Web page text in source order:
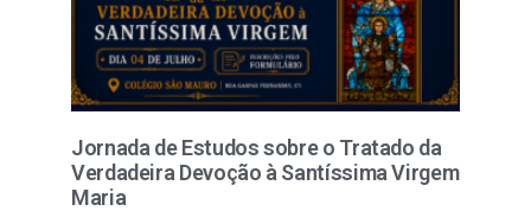
Jornada de Estudos sobre o Tratado da
Verdadeira Devoção à Santíssima Virgem
Maria